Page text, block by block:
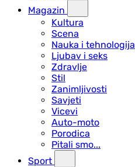
Magazin
Kultura
Scena
Nauka i tehnologija
Ljubav i seks
Zdravlje
Stil
Zanimljivosti
Savjeti
Vicevi
Auto-moto
Porodica
Pitali smo...
Sport